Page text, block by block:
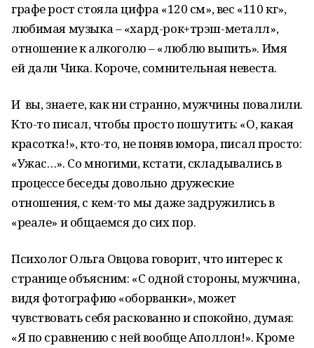
графе рост стояла цифра «120 см», вес «110 кг»,
любимая музыка – «хард-рок+трэш-металл»,
отношение к алкоголю – «люблю выпить». Имя
ей дали Чика. Короче, сомнительная невеста.
И вы, знаете, как ни странно, мужчины повалили.
Кто-то писал, чтобы просто пошутить: «О, какая
красотка!», кто-то, не поняв юмора, писал просто:
«Ужас…». Со многими, кстати, складывались в
процессе беседы довольно дружеские
отношения, с кем-то мы даже задружились в
«реале» и общаемся до сих пор.
Психолог Ольга Овцова говорит, что интерес к
странице объясним: «С одной стороны, мужчина,
видя фотографию «оборванки», может
чувствовать себя раскованно и спокойно, думая:
«Я по сравнению с ней вообще Аполлон!». Кроме